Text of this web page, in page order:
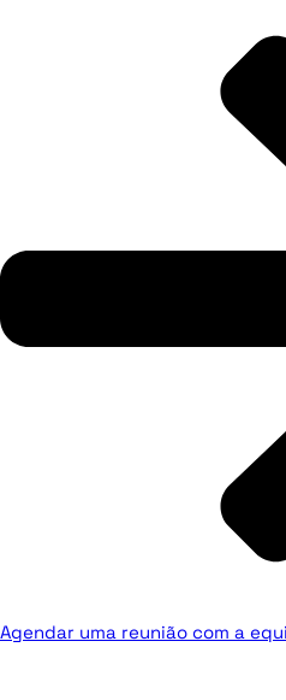
Agendar uma reunião com a